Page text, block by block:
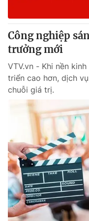
Công nghiệp
trưởng mới
VTV.vn - Khi nền
triển cao hơn, dịch
chuỗi giá trị.